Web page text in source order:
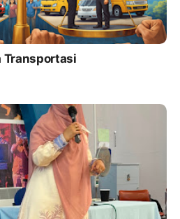
Transportasi